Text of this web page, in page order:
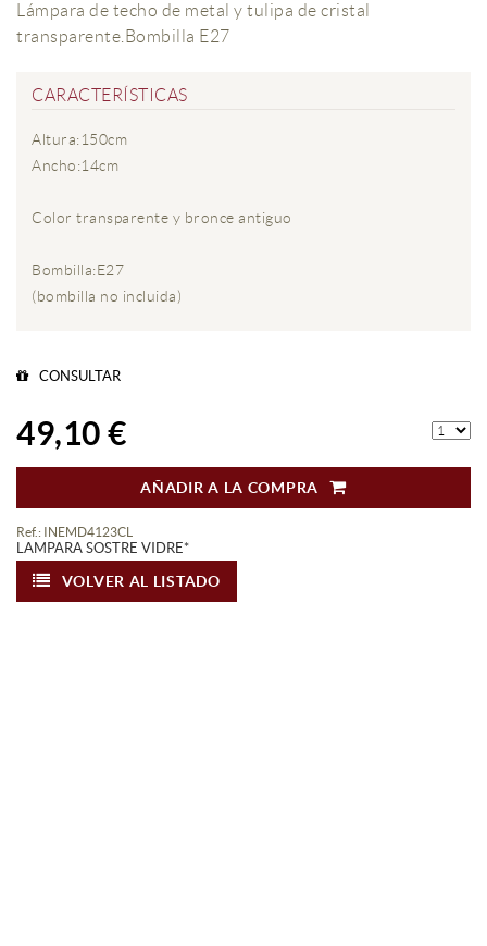
Lámpara de techo de metal y tulipa de cristal
transparente.Bombilla E27
CARACTERÍSTICAS
Altura:150cm
Ancho:14cm
Color transparente y bronce antiguo
Bombilla:E27
(bombilla no incluida)
CONSULTAR
49,10 €
AÑADIR A LA COMPRA
Ref.: INEMD4123CL
LAMPARA SOSTRE VIDRE*
VOLVER AL LISTADO